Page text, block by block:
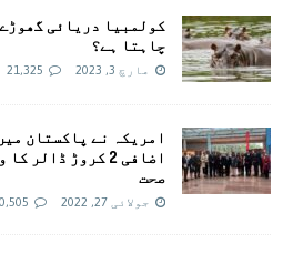
کولمبیا دریائی
چاہتا ہے؟
مارچ 3, 2023 21,325
امريکہ نے پاکستان
اضافی 2 کروڑ
صحت
جولائی 27, 2022